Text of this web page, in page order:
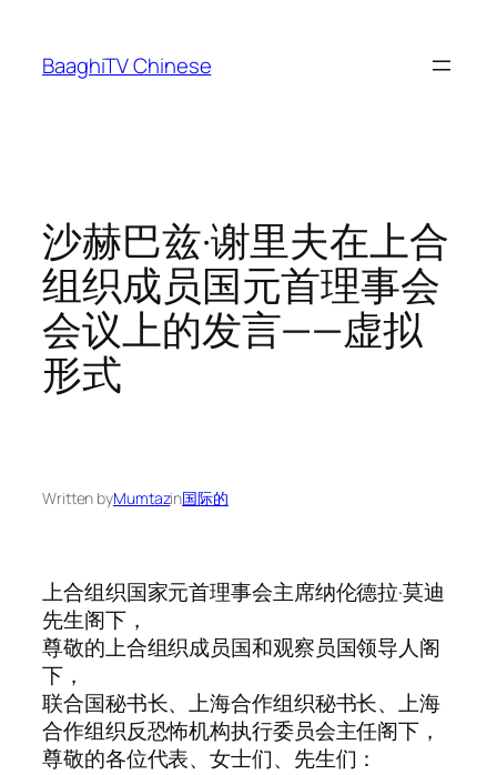
content
BaaghiTV Chinese
沙赫巴兹·谢里夫在上合
组织成员国元首理事会
会议上的发言——虚拟
形式
Written byMumtazin国际的
上合组织国家元首理事会主席纳伦德拉·莫迪
先生阁下，
尊敬的上合组织成员国和观察员国领导人阁
下，
联合国秘书长、上海合作组织秘书长、上海
合作组织反恐怖机构执行委员会主任阁下，
尊敬的各位代表、女士们、先生们：